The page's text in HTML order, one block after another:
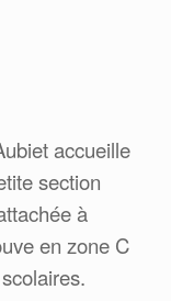
accueille
section
à
en zone C